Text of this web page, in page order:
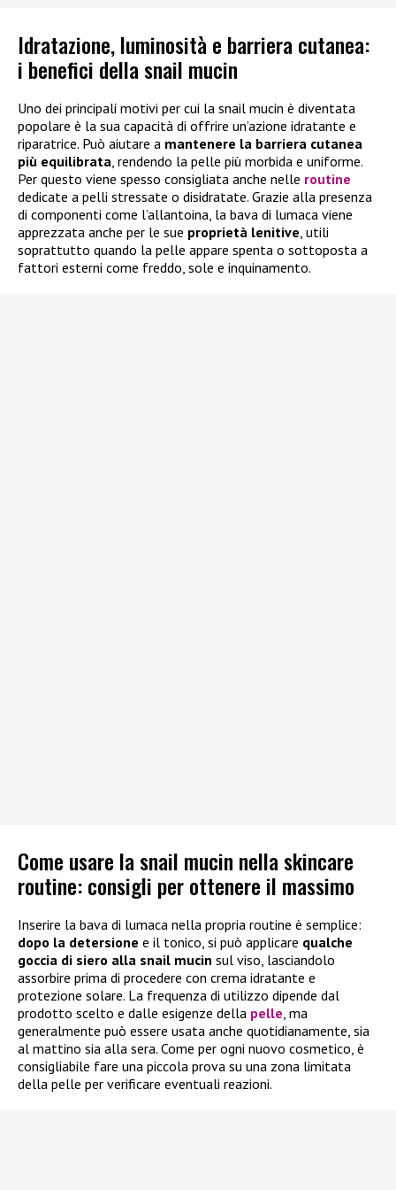
Idratazione, luminosità e barriera cutanea:
i benefici della snail mucin
Uno dei principali motivi per cui la snail mucin è diventata
popolare è la sua capacità di offrire un’azione idratante e
riparatrice. Può aiutare a mantenere la barriera cutanea
più equilibrata , rendendo la pelle più morbida e uniforme.
Per questo viene spesso consigliata anche nelle routine
dedicate a pelli stressate o disidratate. Grazie alla presenza
di componenti come l’allantoina, la bava di lumaca viene
apprezzata anche per le sue proprietà lenitive , utili
soprattutto quando la pelle appare spenta o sottoposta a
fattori esterni come freddo, sole e inquinamento.
Come usare la snail mucin nella skincare
routine: consigli per ottenere il massimo
Inserire la bava di lumaca nella propria routine è semplice:
dopo la detersione e il tonico, si può applicare qualche
goccia di siero alla snail mucin sul viso, lasciandolo
assorbire prima di procedere con crema idratante e
protezione solare. La frequenza di utilizzo dipende dal
prodotto scelto e dalle esigenze della pelle, ma
generalmente può essere usata anche quotidianamente, sia
al mattino sia alla sera. Come per ogni nuovo cosmetico, è
consigliabile fare una piccola prova su una zona limitata
della pelle per verificare eventuali reazioni.